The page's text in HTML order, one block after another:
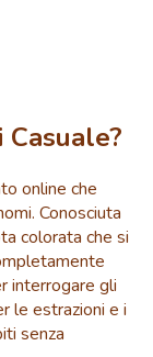
online che
Conosciuta
colorata che si
interrogare gli
le estrazioni e i
senza